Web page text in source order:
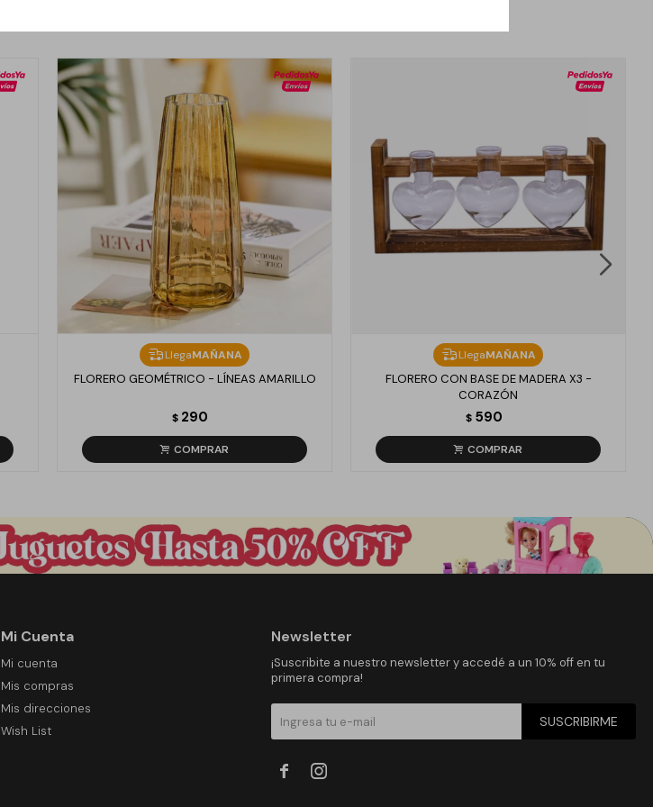
LlegaMAÑANA
FLORERO GEOMÉTRICO - LÍNEAS AMARILLO
$ 290
LlegaMAÑANA
FLORERO CON BASE DE MADERA X3 -
CORAZÓN
$ 590
Mi Cuenta
Mi cuenta
Mis compras
Mis direcciones
Wish List
Newsletter
¡Suscribite a nuestro newsletter y accedé a un 10% off en tu
primera compra!
SUSCRIBIRME
 